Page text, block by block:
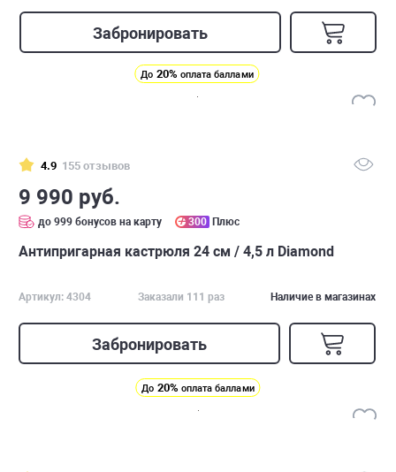
Забронировать
До 20% оплата баллами
4.9 155 отзывов
9 990 руб.
до 999 бонусов на карту 300 Плюс
Антипригарная кастрюля 24 см / 4,5 л Diamond
Артикул: 4304 Заказали 111 раз Наличие в магазинах
Забронировать
До 20% оплата баллами